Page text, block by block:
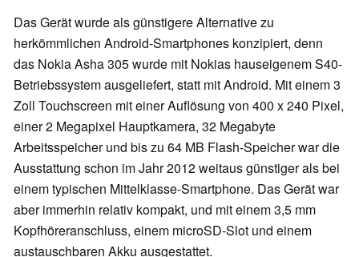
Das Gerät wurde als günstigere Alternative zu
herkömmlichen Android-Smartphones konzipiert, denn
das Nokia Asha 305 wurde mit Nokias hauseigenem S40-
Betriebssystem ausgeliefert, statt mit Android. Mit einem 3
Zoll Touchscreen mit einer Auflösung von 400 x 240 Pixel,
einer 2 Megapixel Hauptkamera, 32 Megabyte
Arbeitsspeicher und bis zu 64 MB Flash-Speicher war die
Ausstattung schon im Jahr 2012 weitaus günstiger als bei
einem typischen Mittelklasse-Smartphone. Das Gerät war
aber immerhin relativ kompakt, und mit einem 3,5 mm
Kopfhöreranschluss, einem microSD-Slot und einem
austauschbaren Akku ausgestattet.